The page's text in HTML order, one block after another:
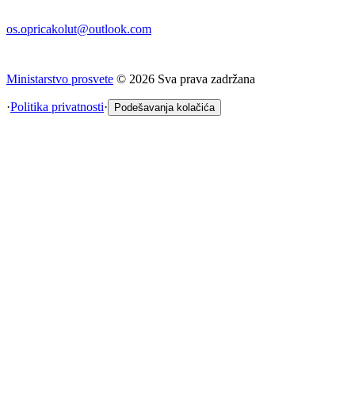
os.opricakolut@outlook.com
Ministarstvo prosvete © 2026 Sva prava zadržana
·Politika privatnosti· Podešavanja kolačića